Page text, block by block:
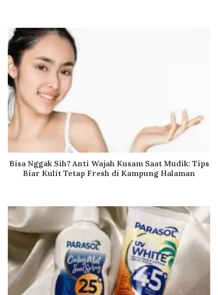
Bisa Nggak Sih? Anti Wajah Kusam Saat Mudik: Tips
Biar Kulit Tetap Fresh di Kampung Halaman